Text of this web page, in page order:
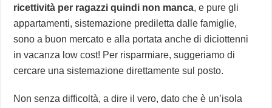
ricettività per ragazzi quindi non manca, e pure gli
appartamenti, sistemazione prediletta dalle famiglie,
sono a buon mercato e alla portata anche di diciottenni
in vacanza low cost! Per risparmiare, suggeriamo di
cercare una sistemazione direttamente sul posto.
Non senza difficoltà, a dire il vero, dato che è un’isola